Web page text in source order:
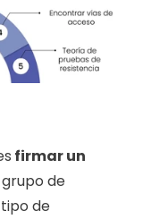
firmar un
de
de